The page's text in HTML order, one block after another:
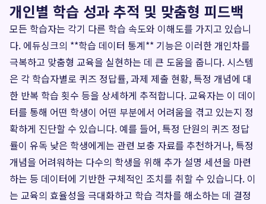
개인별 학습 성과 추적 및 맞춤형 피드백
모든 학습자는 각기 다른 학습 속도와 이해도를 가지고 있습니
다. 에듀싱크의 **학습 데이터 통계** 기능은 이러한 개인차를
극복하고 맞춤형 교육을 실현하는 데 큰 도움을 줍니다. 시스템
은 각 학습자별로 퀴즈 정답률, 과제 제출 현황, 특정 개념에 대
한 반복 학습 횟수 등을 상세하게 추적합니다. 교육자는 이 데이
터를 통해 어떤 학생이 어떤 부분에서 어려움을 겪고 있는지 정
확하게 진단할 수 있습니다. 예를 들어, 특정 단원의 퀴즈 정답
률이 유독 낮은 학생에게는 관련 보충 자료를 추천하거나, 특정
개념을 어려워하는 다수의 학생을 위해 추가 설명 세션을 마련
하는 등 데이터에 기반한 구체적인 조치를 취할 수 있습니다. 이
는 교육의 효율성을 극대화하고 학습 격차를 해소하는 데 결정